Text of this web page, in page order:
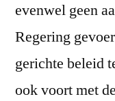
evenwel geen
Regering
gerichte beleid
ook voort met